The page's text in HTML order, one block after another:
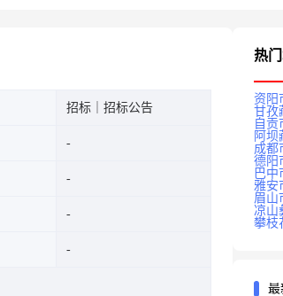
招标｜招标公告
热
资阳
甘孜
自贡
阿坝
成都
德阳
巴中
雅安
眉山
凉山
攀枝
最